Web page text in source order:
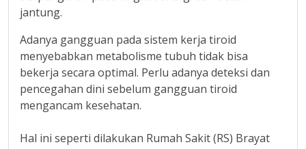
jantung.
Adanya gangguan pada sistem kerja tiroid
menyebabkan metabolisme tubuh tidak bisa
bekerja secara optimal. Perlu adanya deteksi dan
pencegahan dini sebelum gangguan tiroid
mengancam kesehatan.
Hal ini seperti dilakukan Rumah Sakit (RS) Brayat